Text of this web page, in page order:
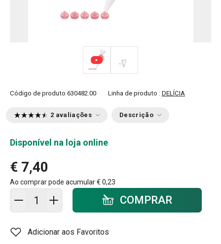
Código de produto 630482.00 Linha de produto : DELÍCIA
2 avaliações Descrição
Disponível na loja online
€ 7,40
Ao comprar pode acumular€ 0,23
Adicionar ao carrinho - quantidadeCOMPRAR
Adicionar aos Favoritos